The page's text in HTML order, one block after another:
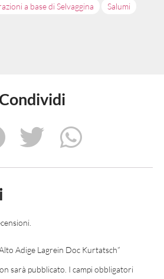
a base di Selvaggina Salumi
Adige Lagrein Doc Kurtatsch”
sarà pubblicato. I campi obbligatori